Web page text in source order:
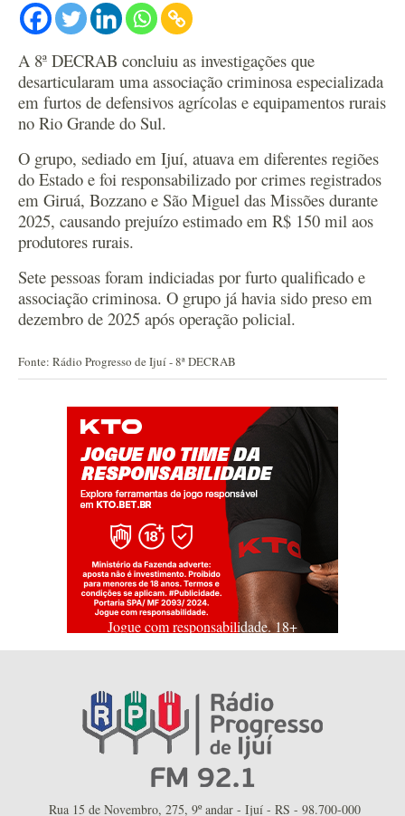
A 8ª DECRAB concluiu as investigações que
desarticularam uma associação criminosa especializada
em furtos de defensivos agrícolas e equipamentos rurais
no Rio Grande do Sul.
O grupo, sediado em Ijuí, atuava em diferentes regiões
do Estado e foi responsabilizado por crimes registrados
em Giruá, Bozzano e São Miguel das Missões durante
2025, causando prejuízo estimado em R$ 150 mil aos
produtores rurais.
Sete pessoas foram indiciadas por furto qualificado e
associação criminosa. O grupo já havia sido preso em
dezembro de 2025 após operação policial.
Fonte: Rádio Progresso de Ijuí - 8ª DECRAB
Jogue com responsabilidade. 18+
Rua 15 de Novembro, 275, 9º andar - Ijuí - RS - 98.700-000